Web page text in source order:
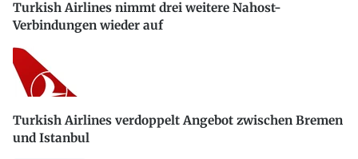
Turkish Airlines nimmt drei weitere Nahost-
Verbindungen wieder auf
Turkish Airlines verdoppelt Angebot zwischen Bremen
und Istanbul